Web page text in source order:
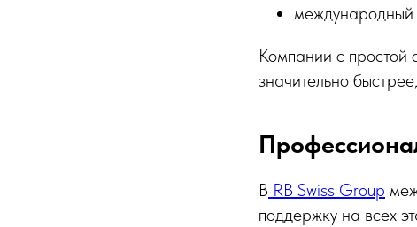
международный
Компании с простой
значительно
В RB Swiss Group
поддержку на всех